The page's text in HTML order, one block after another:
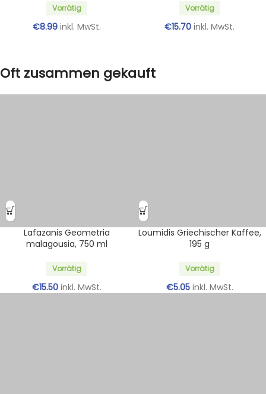
Vorrätig
€8.99 inkl. MwSt.
Vorrätig
€15.70 inkl. MwSt.
Oft zusammen gekauft
Lafazanis Geometria
malagousia, 750 ml
Vorrätig
€15.50 inkl. MwSt.
Loumidis Griechischer Kaffee,
195 g
Vorrätig
€5.05 inkl. MwSt.